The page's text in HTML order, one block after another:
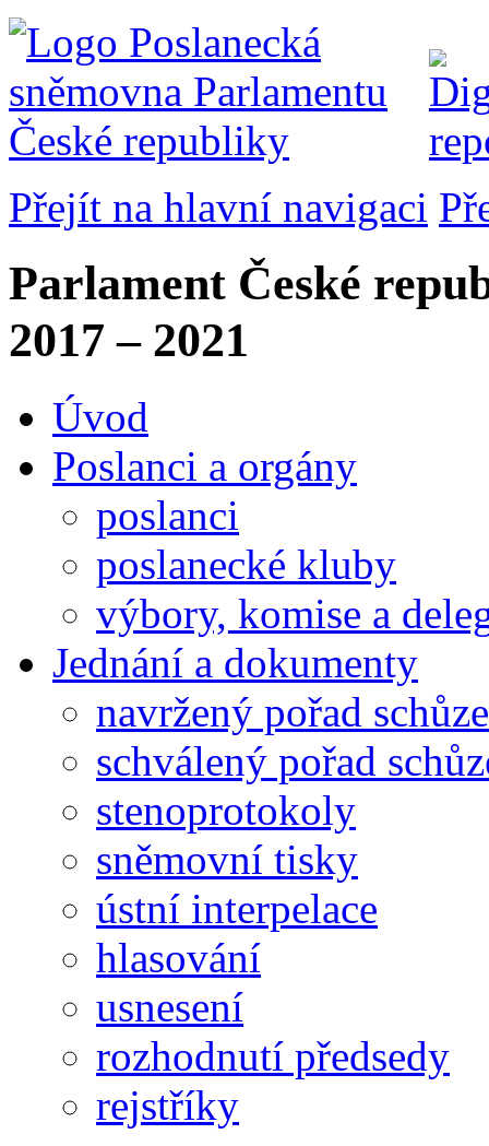
Přejít na hlavní navigaci
Parlament České
2017 – 2021
Úvod
Poslanci a orgány
poslanci
poslanecké kluby
výbory, komise a
Jednání a dokumenty
navržený pořad schůze
schválený pořad
stenoprotokoly
sněmovní tisky
ústní interpelace
hlasování
usnesení
rozhodnutí předsedy
rejstříky